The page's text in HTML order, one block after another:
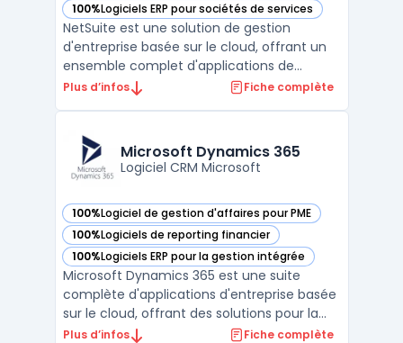
100%Logiciels ERP pour sociétés de services
— voir NetSuite dans cette catégorie
NetSuite est une solution de gestion
d'entreprise basée sur le cloud, offrant un
ensemble complet d'applications de
gestion financière, de comptabilité, de
solution NetSuite fournit une vue en temps
réel de la performance ...
Plus d’infos Fiche complète
Microsoft Dynamics 365
Logiciel CRM Microsoft
100%Logiciel de gestion d'affaires pour PME
— voir Microsoft Dynamics 365 dans cette catégorie
100%Logiciels de reporting financier
— voir Microsoft Dynamics 365 dans cette catégorie
100%Logiciels ERP pour la gestion intégrée
— voir Microsoft Dynamics 365 dans cette catégorie
Microsoft Dynamics 365 est une suite
complète d'applications d'entreprise basée
sur le cloud, offrant des solutions pour la
gestion des relations avec les clients (CRM),
Plus d’infos Fiche complète